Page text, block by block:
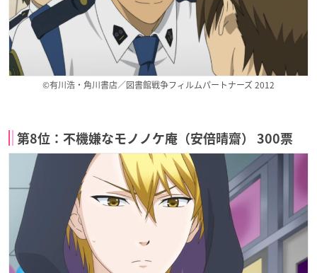
©有川浩・角川書店／図書館戦争フィルムパートナーズ 2012
第8位：不機嫌なモノノケ庵（安倍晴齋） 300票